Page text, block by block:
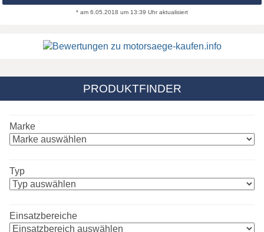
* am 6.05.2018 um 13:39 Uhr aktualisiert
PRODUKTFINDER
Marke
Typ
Einsatzbereiche